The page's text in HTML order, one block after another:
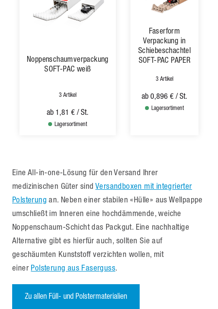
Noppenschaumverpackung
SOFT-PAC weiß
3 Artikel
ab 1,81 € / St.
Lagersortiment
Faserform
Verpackung in
Schiebeschachtel
SOFT-PAC PAPER
3 Artikel
ab 0,896 € / St.
Lagersortiment
Eine All-in-one-Lösung für den Versand Ihrer
medizinischen Güter sind Versandboxen mit integrierter
Polsterung an. Neben einer stabilen «Hülle» aus Wellpappe
umschließt im Inneren eine hochdämmende, weiche
Noppenschaum-Schicht das Packgut. Eine nachhaltige
Alternative gibt es hierfür auch, sollten Sie auf
geschäumten Kunststoff verzichten wollen, mit
einer Polsterung aus Faserguss.
Zu allen Füll- und Polstermaterialien